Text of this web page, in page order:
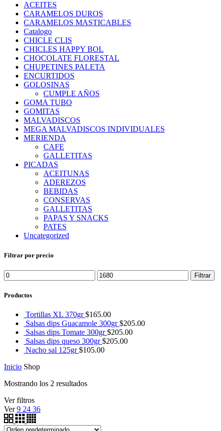
ACEITES
CARAMELOS DUROS
CARAMELOS MASTICABLES
Catalogo
CHICLE CLIS
CHICLES HAPPY BOL
CHOCOLATE FLORESTAL
CHUPETINES PALETA
ENCURTIDOS
GOLOSINAS
CUMPLE AÑOS
GOMA TUBO
GOMITAS
MALVADISCOS
MEGA MALVADISCOS INDIVIDUALES
MERIENDA
CAFE
GALLETITAS
PICADAS
ACEITUNAS
ADEREZOS
BEBIDAS
CONSERVAS
GALLETITAS
PAPAS Y SNACKS
PATES
Uncategorized
Filtrar por precio
Precio
mínimo
Precio
máximo
Filtrar
Productos
Tortillas XL 370gr$165.00
Salsas dips Guacamole 300gr$205.00
Salsas dips Tomate 300gr$205.00
Salsas dips queso 300gr$205.00
Nacho sal 125gr$105.00
Inicio Shop
Mostrando los 2 resultados
Ver filtros
Ver 9 24 36